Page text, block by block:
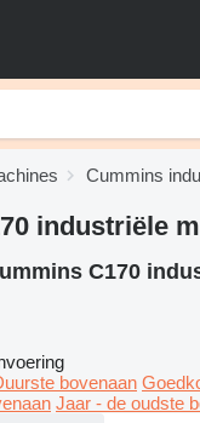
Cummins
industriële
C170
bovenaan
Jaar - de oudste